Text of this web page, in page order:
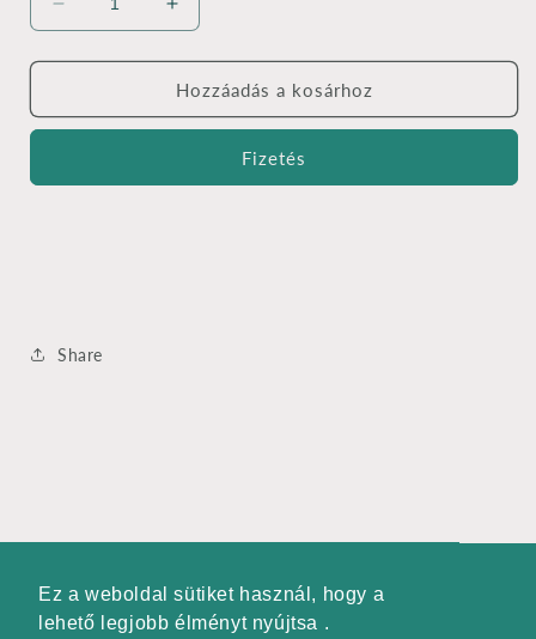
Ez a weboldal sütiket használ, hogy a
lehető legjobb élményt nyújtsa .
Ez a weboldal sütiket használ, hogy a
lehető legjobb élményt nyújtsa .
9
cm
mennyiségének
Rojt
9
cm
zöld
mennyiségének
Hozzáadás a kosárhoz
Fizetés
Share
Facebook